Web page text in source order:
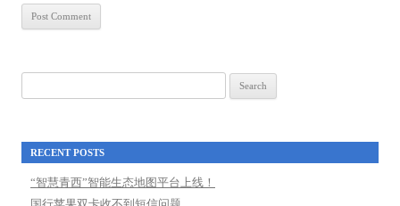
for:
RECENT POSTS
“智慧青西”智能生态地图平台上线！